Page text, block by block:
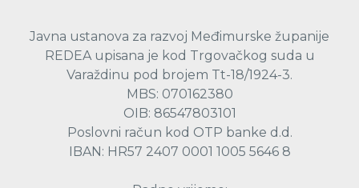
Javna ustanova za razvoj Međimurske županije
REDEA upisana je kod Trgovačkog suda u
Varaždinu pod brojem Tt-18/1924-3.
MBS: 070162380
OIB: 86547803101
Poslovni račun kod OTP banke d.d.
IBAN: HR57 2407 0001 1005 5646 8